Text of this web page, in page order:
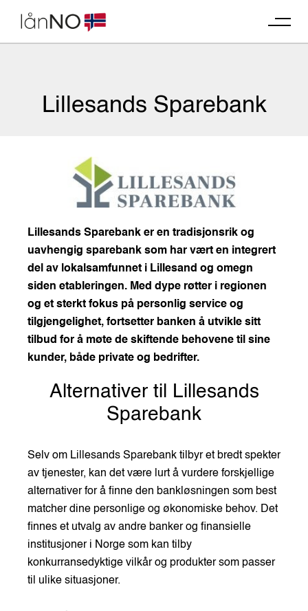
content
Lillesands Sparebank
Lillesands Sparebank er en tradisjonsrik og
uavhengig sparebank som har vært en integrert
del av lokalsamfunnet i Lillesand og omegn
siden etableringen. Med dype røtter i regionen
og et sterkt fokus på personlig service og
tilgjengelighet, fortsetter banken å utvikle sitt
tilbud for å møte de skiftende behovene til sine
kunder, både private og bedrifter.
Alternativer til Lillesands
Sparebank
Selv om Lillesands Sparebank tilbyr et bredt spekter
av tjenester, kan det være lurt å vurdere forskjellige
alternativer for å finne den bankløsningen som best
matcher dine personlige og økonomiske behov. Det
finnes et utvalg av andre banker og finansielle
institusjoner i Norge som kan tilby
konkurransedyktige vilkår og produkter som passer
til ulike situasjoner.